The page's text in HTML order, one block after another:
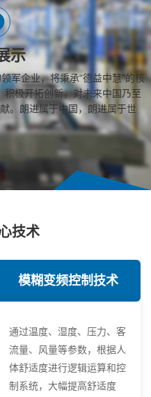
示
军企业，将秉承“德益中慧”的核
极开拓创新，对未来中国乃至
。朗进属于中国，朗进属于世
技术
模糊变频控制技术
通过温度、湿度、压力、客
流量、风量等参数，根据人
体舒适度进行逻辑运算和控
制系统，大幅提高舒适度